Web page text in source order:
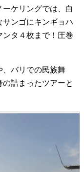
ケリングでは、白
ンゴにキンギョハ
タ４枚まで！圧巻
、バリでの民族舞
詰まったツアーと